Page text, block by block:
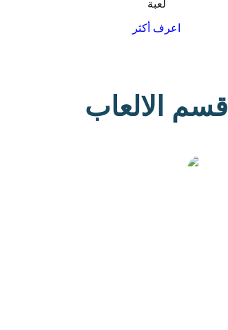
لعبة
اعرف أكثر
قسم الالعاب